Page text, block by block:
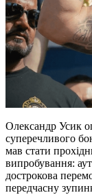
Олександр Усик
суперечливого
мав стати
випробування:
дострокова
передчасну